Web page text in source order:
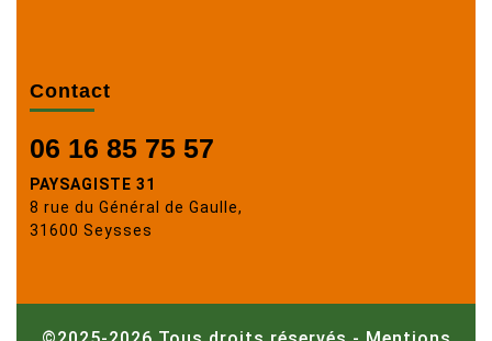
Contact
06 16 85 75 57
PAYSAGISTE 31
8 rue du Général de Gaulle,
31600 Seysses